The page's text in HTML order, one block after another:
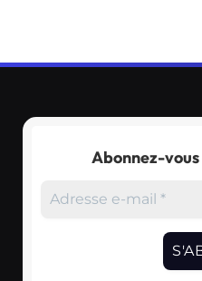
Abonnez-